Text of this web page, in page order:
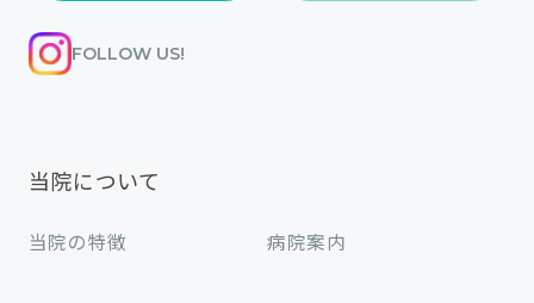
FOLLOW US!
当院について
当院の特徴 病院案内